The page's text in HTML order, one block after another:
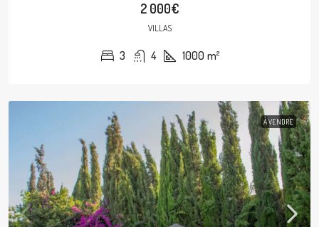
2 000€
VILLAS
3 4 1000 m²
À VENDRE